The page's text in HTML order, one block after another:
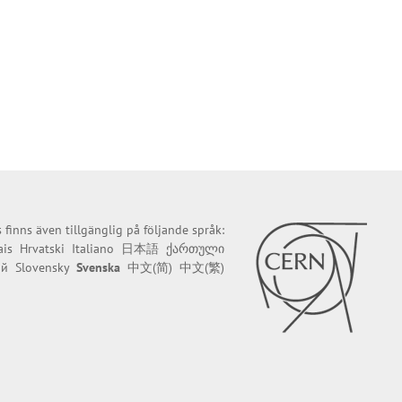
finns även tillgänglig på följande språk:
Hrvatski Italiano 日本語 ქართული
Slovensky Svenska 中文(简) 中文(繁)